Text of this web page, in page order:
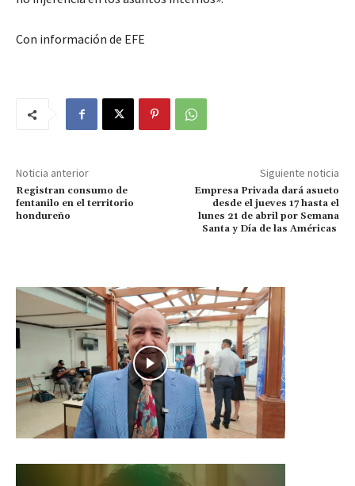
Con información de EFE
Noticia anterior
Registran consumo de
fentanilo en el territorio
hondureño
Siguiente noticia
Empresa Privada dará asueto
desde el jueves 17 hasta el
lunes 21 de abril por Semana
Santa y Día de las Américas